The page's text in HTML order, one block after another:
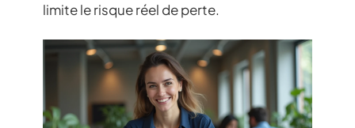
limite le risque réel de perte.